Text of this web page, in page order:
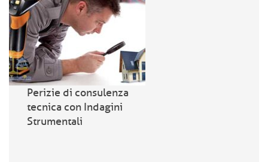
Perizie di consulenza
tecnica con Indagini
Strumentali